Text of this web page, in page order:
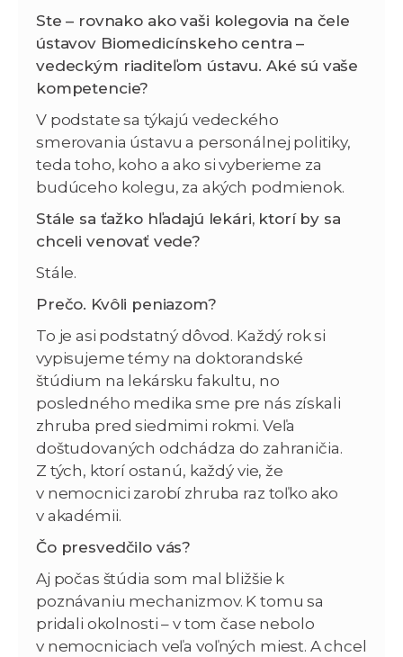
Ste – rovnako ako vaši kolegovia na čele
ústavov Biomedicínskeho centra –
vedeckým riaditeľom ústavu. Aké sú vaše
kompetencie?
V podstate sa týkajú vedeckého
smerovania ústavu a personálnej politiky,
teda toho, koho a ako si vyberieme za
budúceho kolegu, za akých podmienok.
Stále sa ťažko hľadajú lekári, ktorí by sa
chceli venovať vede?
Stále.
Prečo. Kvôli peniazom?
To je asi podstatný dôvod. Každý rok si
vypisujeme témy na doktorandské
štúdium na lekársku fakultu, no
posledného medika sme pre nás získali
zhruba pred siedmimi rokmi. Veľa
doštudovaných odchádza do zahraničia.
Z tých, ktorí ostanú, každý vie, že
v nemocnici zarobí zhruba raz toľko ako
v akadémii.
Čo presvedčilo vás?
Aj počas štúdia som mal bližšie k
poznávaniu mechanizmov. K tomu sa
pridali okolnosti – v tom čase nebolo
v nemocniciach veľa voľných miest. A chcel